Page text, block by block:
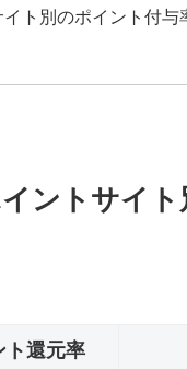
ト別のポイント付与
ントサイ
ト還元率